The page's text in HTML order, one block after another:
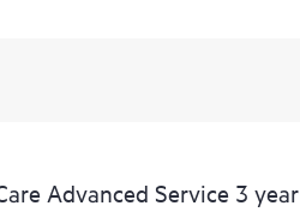
Advanced Service 3 year